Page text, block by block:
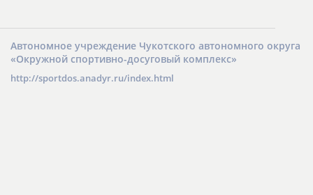
Автономное учреждение Чукотского автономного округа
«Окружной спортивно-досуговый комплекс»
http://sportdos.anadyr.ru/index.html